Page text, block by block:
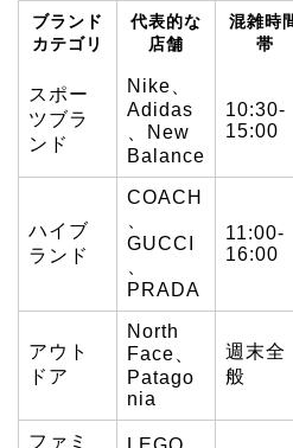
ブランド
カテゴリ
代表的な
店舗
混雑時
帯
スポー
ツブラ
ンド
Nike、
Adidas
、New
Balance
10:30-
15:00
ハイブ
ランド
COACH
GUCCI
PRADA
11:00-
16:00
アウト
ドア
North
Face、
Patago
nia
週末全
般
ファミ